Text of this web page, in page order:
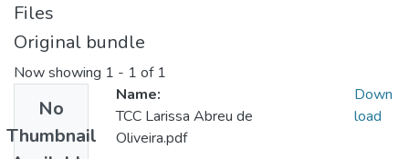
Files
Original bundle
Now showing 1 - 1 of 1
No
Thumbnail
Name:
TCC Larissa Abreu de
Oliveira.pdf
Down
load